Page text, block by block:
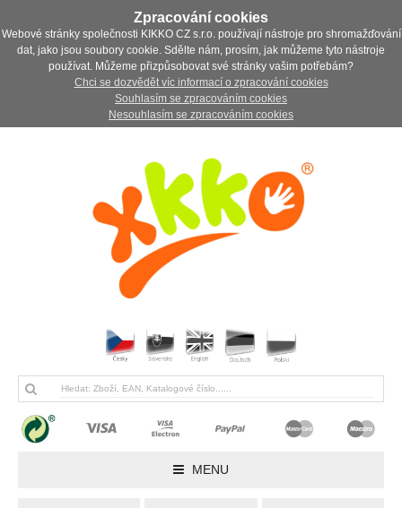
Zpracování cookies
Webové stránky společnosti KIKKO CZ s.r.o. používají nástroje pro shromažďování
dat, jako jsou soubory cookie. Sdělte nám, prosím, jak můžeme tyto nástroje
používat. Můžeme přizpůsobovat své stránky vašim potřebám?
Chci se dozvědět víc informací o zpracování cookies
Souhlasím se zpracováním cookies
Nesouhlasím se zpracováním cookies
MENU